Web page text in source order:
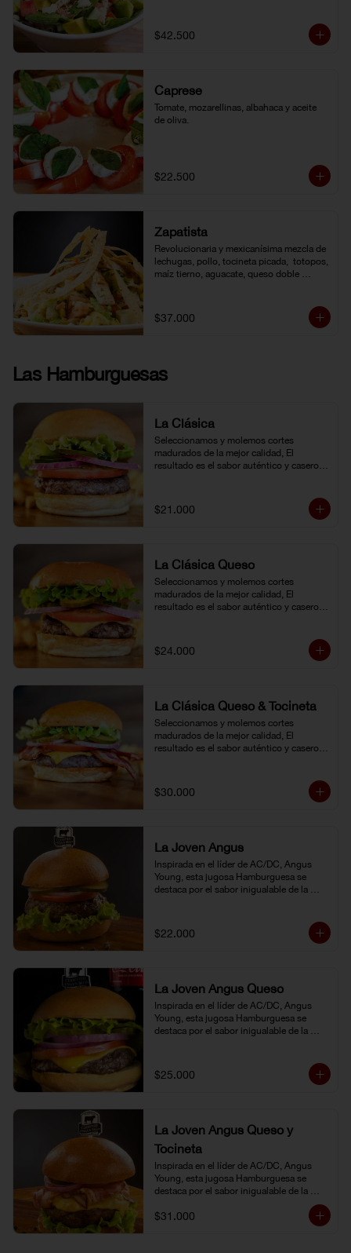
$42.500
Caprese
Tomate, mozarellinas, albahaca y aceite
de oliva.
$22.500
Zapatista
Revolucionaria y mexicanísima mezcla de
lechugas, pollo, tocineta picada,  totopos,
maíz tierno, aguacate, queso doble
$37.000
Las Hamburguesas
La Clásica
Seleccionamos y molemos cortes
madurados de la mejor calidad, El
resultado es el sabor auténtico y casero
usted elija. Armela como quiera.
$21.000
La Clásica Queso
Seleccionamos y molemos cortes
madurados de la mejor calidad, El
resultado es el sabor auténtico y casero
usted elija. Armela como quiera.
$24.000
La Clásica Queso & Tocineta
Seleccionamos y molemos cortes
madurados de la mejor calidad, El
resultado es el sabor auténtico y casero
usted elija. Armela como quiera.
$30.000
La Joven Angus
Inspirada en el líder de AC/DC, Angus
Young, esta jugosa Hamburguesa se
destaca por el sabor inigualable de la
$22.000
La Joven Angus Queso
Inspirada en el líder de AC/DC, Angus
Young, esta jugosa Hamburguesa se
destaca por el sabor inigualable de la
$25.000
La Joven Angus Queso y
Tocineta
Inspirada en el líder de AC/DC, Angus
Young, esta jugosa Hamburguesa se
destaca por el sabor inigualable de la
$31.000